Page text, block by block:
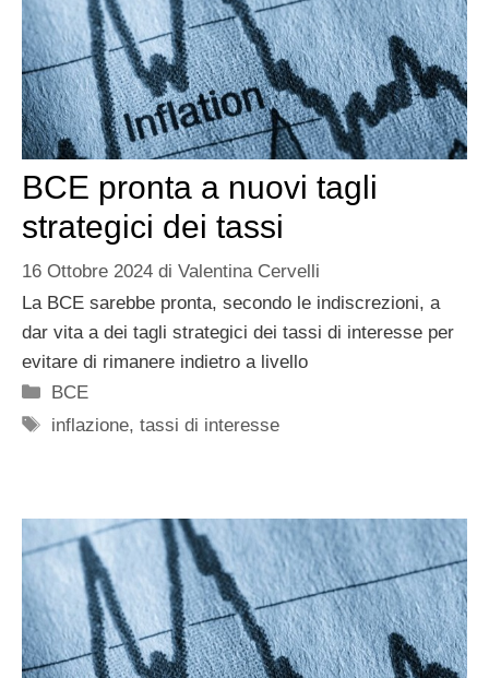
BCE pronta a nuovi tagli
strategici dei tassi
16 Ottobre 2024 di Valentina Cervelli
La BCE sarebbe pronta, secondo le indiscrezioni, a
dar vita a dei tagli strategici dei tassi di interesse per
evitare di rimanere indietro a livello
Categorie
BCE
Tag
inflazione,tassi di interesse